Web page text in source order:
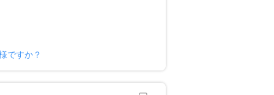
ですか？